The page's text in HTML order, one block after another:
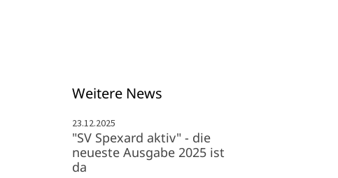
Weitere News
23.12.2025
"SV Spexard aktiv" - die
neueste Ausgabe 2025 ist
da